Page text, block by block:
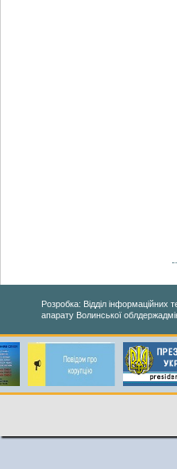
Розробка: Відділ інформаційних
апарату Волинської